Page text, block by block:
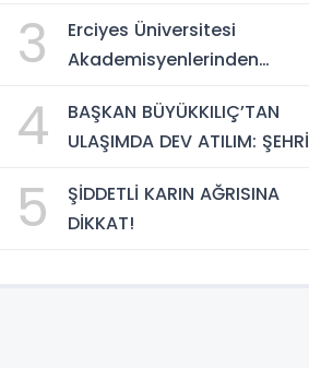
DÖNÜŞÜM BAŞLIYOR!”
3
Erciyes Üniversitesi
Akademisyenlerinden
Disleksi Değerlendirmesinde
Yapay Zekâ Dönemi
4
BAŞKAN BÜYÜKKILIÇ’TAN
ULAŞIMDA DEV ATILIM: ŞEHRİ
5
ŞİDDETLİ KARIN AĞRISINA
DİKKAT!